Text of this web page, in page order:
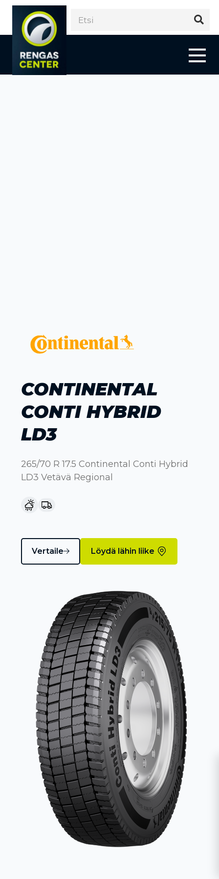
CONTINENTAL
CONTI HYBRID
LD3
265/70 R 17.5 Continental Conti Hybrid
LD3 Vetävä Regional
Vertaile Löydä lähin liike